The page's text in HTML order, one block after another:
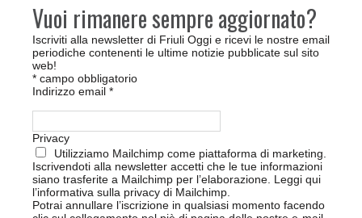
Vuoi rimanere sempre aggiornato?
Iscriviti alla newsletter di Friuli Oggi e ricevi le nostre email
periodiche contenenti le ultime notizie pubblicate sul sito
web!
* campo obbligatorio
Indirizzo email *
Privacy
Utilizziamo Mailchimp come piattaforma di marketing.
Iscrivendoti alla newsletter accetti che le tue informazioni
siano trasferite a Mailchimp per l’elaborazione. Leggi qui
l’informativa sulla privacy di Mailchimp
Potrai annullare l’iscrizione in qualsiasi momento facendo